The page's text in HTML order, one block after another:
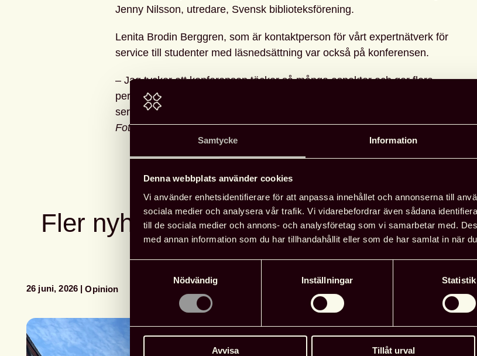
Samtycke Information
Denna webbplats använder cookies
Vi använder enhetsidentifierare för att anpassa innehållet och annonserna till
sociala medier och analysera vår trafik. Vi vidarebefordrar även sådana
till de sociala medier och annons- och analysföretag som vi samarbetar med.
med annan information som du har tillhandahållit eller som de har samlat in när
Nödvändig
Inställningar Statistik
Avvisa Tillåt urval
Jenny Nilsson, utredare, Svensk biblioteksförening.
Lenita Brodin Berggren, som är kontaktperson för vårt expertnätverk för
service till studenter med läsnedsättning var också på konferensen.
– Jag tycker att konferensen täcker så många aspekter och ger flera
perspektiv på tillgänglig läsning. Det ger inspiration till utveckling av vår
service till studenter med läsnedsättning, säger Lenita Brodin Berggren.
Foto: Fredrik Hjerling
Fler nyheter
26 juni, 2026 Opinion